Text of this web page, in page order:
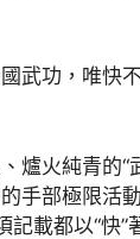
功，唯快不
火純青的“
手部極限活
載都以“快”